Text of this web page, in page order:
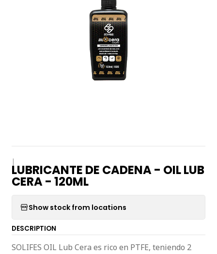
|
LUBRICANTE DE CADENA - OIL LUB
CERA - 120ML
Show stock from locations
DESCRIPTION
SOLIFES OIL Lub Cera es rico en PTFE, teniendo 2